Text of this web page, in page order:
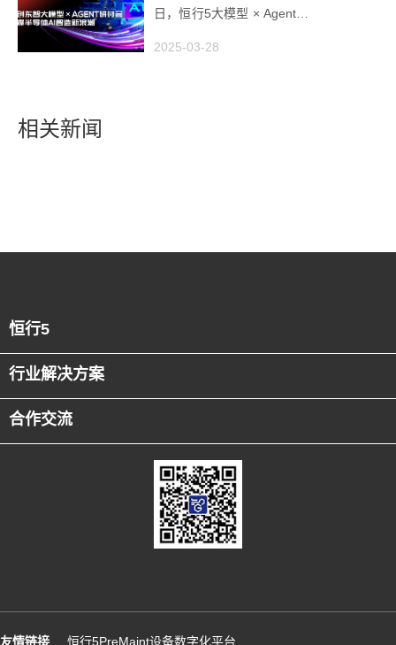
日，恒行5大模型 × Agent研
潮
2025-03-28
相关新闻
恒行5
行业解决方案
合作交流
友情链接 恒行5PreMaint设备数字化平台